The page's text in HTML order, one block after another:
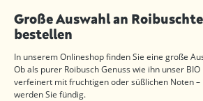
Große Auswahl an
bestellen
In unserem Onlineshop finden Sie eine große
Ob als purer Roibusch Genuss wie ihn unser
verfeinert mit fruchtigen oder süßlichen Noten
werden Sie fündig.